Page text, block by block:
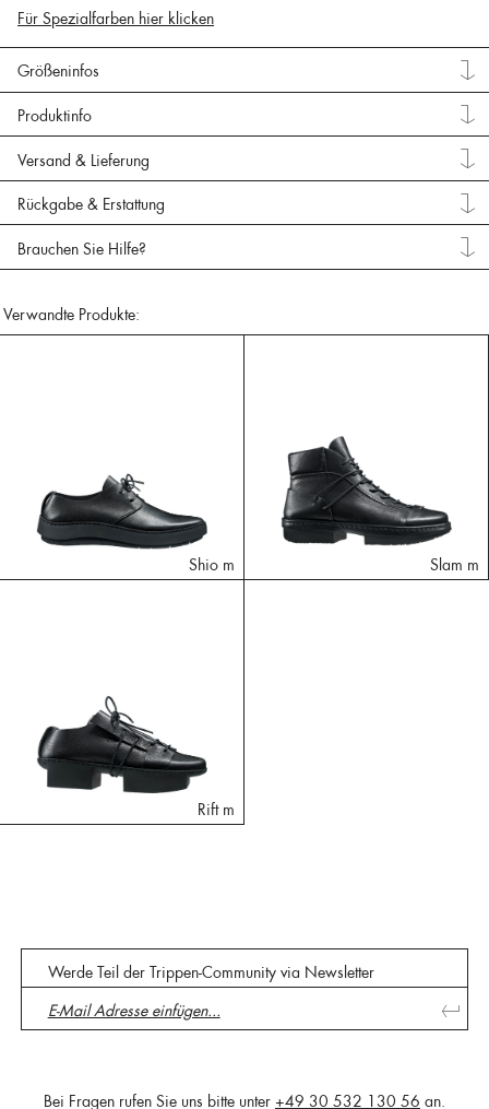
Für Spezialfarben hier klicken
Größeninfos
Produktinfo
Versand & Lieferung
Rückgabe & Erstattung
Brauchen Sie Hilfe?
Verwandte Produkte:
Shio m Slam m
Rift m
Werde Teil der Trippen-Community via Newsletter
Bei Fragen rufen Sie uns bitte unter +49 30 532 130 56 an.